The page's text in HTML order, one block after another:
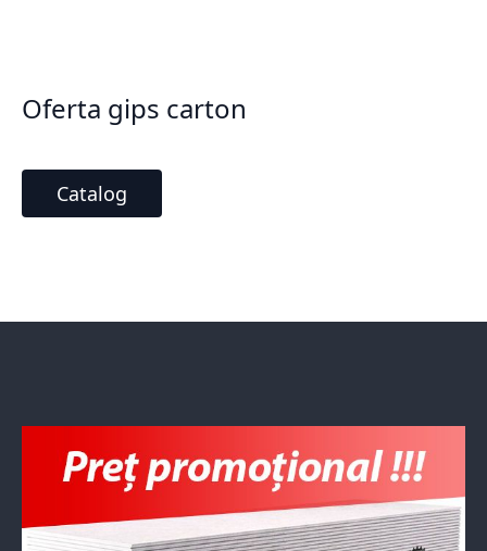
Oferta gips carton
Catalog